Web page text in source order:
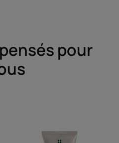
pour
équilibrant